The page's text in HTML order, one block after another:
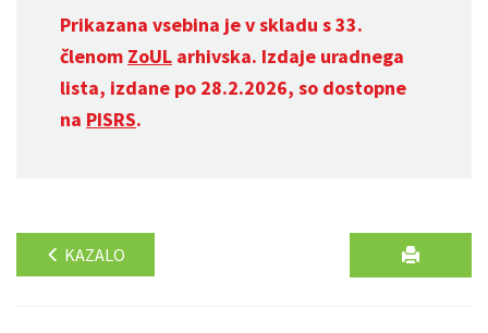
Prikazana vsebina je v skladu s 33.
členom ZoUL arhivska. Izdaje uradnega
lista, izdane po 28.2.2026, so dostopne
na PISRS.
KAZALO